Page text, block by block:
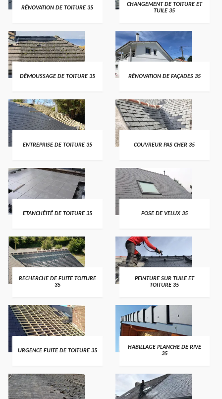
RÉNOVATION DE TOITURE 35
CHANGEMENT DE TOITURE ET
TUILE 35
DÉMOUSSAGE DE TOITURE 35 RÉNOVATION DE FAÇADES 35
ENTREPRISE DE TOITURE 35 COUVREUR PAS CHER 35
ETANCHÉITÉ DE TOITURE 35 POSE DE VELUX 35
RECHERCHE DE FUITE TOITURE
35
PEINTURE SUR TUILE ET
TOITURE 35
URGENCE FUITE DE TOITURE 35
HABILLAGE PLANCHE DE RIVE
35